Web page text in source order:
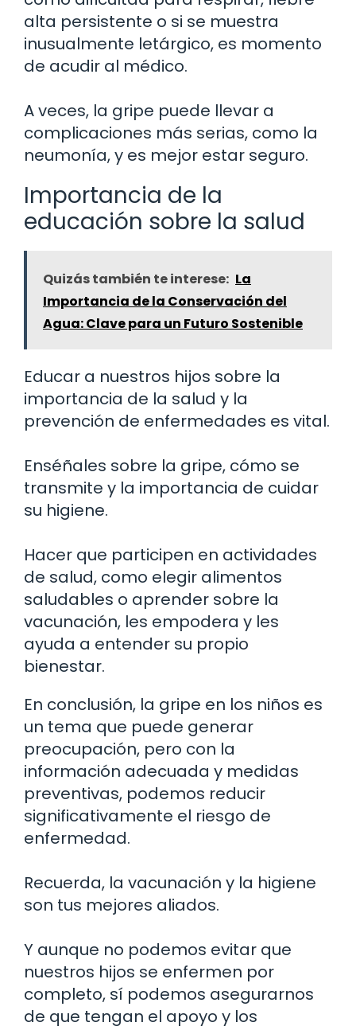
alta persistente o si se muestra
inusualmente letárgico, es momento
de acudir al médico.
A veces, la gripe puede llevar a
complicaciones más serias, como la
neumonía, y es mejor estar seguro.
Importancia de la
educación sobre la salud
Quizás también te interese: La
Importancia de la Conservación del
Agua: Clave para un Futuro Sostenible
Educar a nuestros hijos sobre la
importancia de la salud y la
prevención de enfermedades es vital.
Enséñales sobre la gripe, cómo se
transmite y la importancia de cuidar
su higiene.
Hacer que participen en actividades
de salud, como elegir alimentos
saludables o aprender sobre la
vacunación, les empodera y les
ayuda a entender su propio
bienestar.
En conclusión, la gripe en los niños es
un tema que puede generar
preocupación, pero con la
información adecuada y medidas
preventivas, podemos reducir
significativamente el riesgo de
enfermedad.
Recuerda, la vacunación y la higiene
son tus mejores aliados.
Y aunque no podemos evitar que
nuestros hijos se enfermen por
completo, sí podemos asegurarnos
de que tengan el apoyo y los